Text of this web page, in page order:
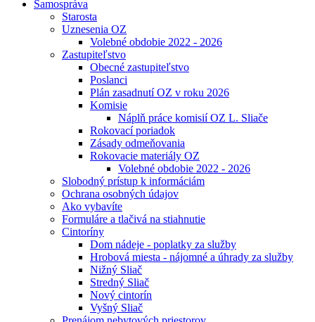
Samospráva
Starosta
Uznesenia OZ
Volebné obdobie 2022 - 2026
Zastupiteľstvo
Obecné zastupiteľstvo
Poslanci
Plán zasadnutí OZ v roku 2026
Komisie
Náplň práce komisií OZ L. Sliače
Rokovací poriadok
Zásady odmeňovania
Rokovacie materiály OZ
Volebné obdobie 2022 - 2026
Slobodný prístup k informáciám
Ochrana osobných údajov
Ako vybavíte
Formuláre a tlačivá na stiahnutie
Cintoríny
Dom nádeje - poplatky za služby
Hrobová miesta - nájomné a úhrady za služby
Nižný Sliač
Stredný Sliač
Nový cintorín
Vyšný Sliač